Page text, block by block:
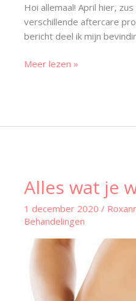
Hoi allemaal! April hier,
verschillende aftercare
bericht deel ik mijn
Meer lezen »
Alles wat je
1 december 2020/
Behandelingen
Alles
wat
je
wilt
weten